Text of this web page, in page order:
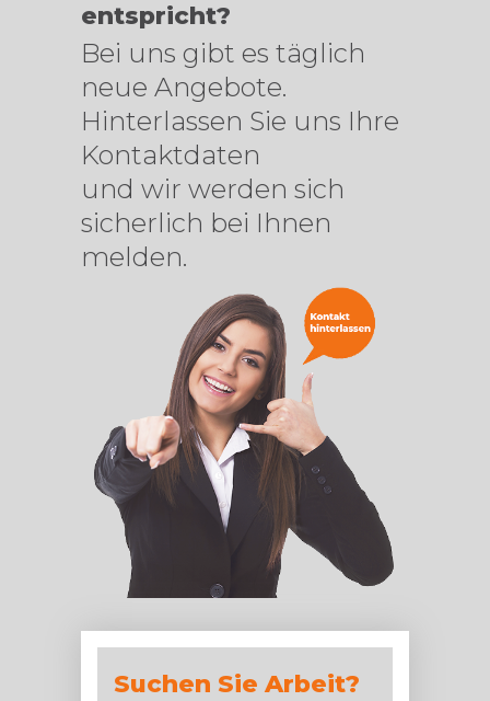
entspricht?
Bei uns gibt es täglich
neue Angebote.
Hinterlassen Sie uns Ihre
Kontaktdaten
und wir werden sich
sicherlich bei Ihnen
melden.
Suchen Sie Arbeit?